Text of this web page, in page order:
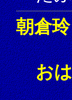
朝倉玲
お